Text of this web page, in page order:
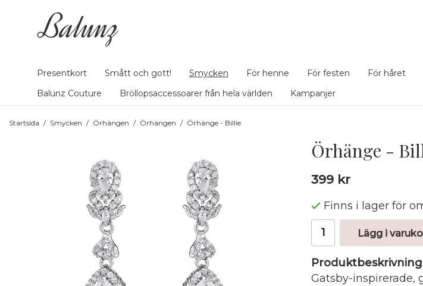
Presentkort Smått och gott! Smycken För henne För festen För håret
Balunz Couture
Bröllopsaccessoarer från hela världen Kampanjer
Startsida / Smycken / Örhängen / Örhängen / Örhänge - Billie
Örhänge -
399 kr
Finns i lager för
Lägg i
Gatsby-inspirerade,